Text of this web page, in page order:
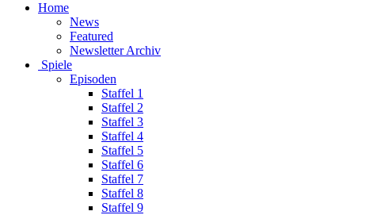
Home
News
Featured
Newsletter Archiv
Spiele
Episoden
Staffel 1
Staffel 2
Staffel 3
Staffel 4
Staffel 5
Staffel 6
Staffel 7
Staffel 8
Staffel 9